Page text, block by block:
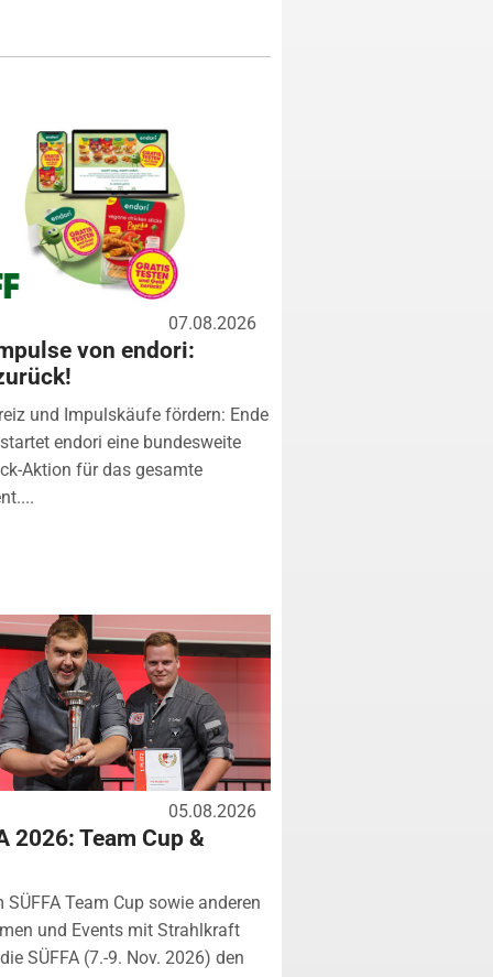
07.08.2026
von endori:
und Impulskäufe fördern: Ende
endori eine bundesweite
Aktion für das gesamte
05.08.2026
2026: Team Cup &
SÜFFA Team Cup sowie anderen
und Events mit Strahlkraft
SÜFFA (7.-9. Nov. 2026) den